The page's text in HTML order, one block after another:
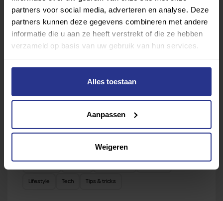
partners voor social media, adverteren en analyse. Deze
partners kunnen deze gegevens combineren met andere
informatie die u aan ze heeft verstrekt of die ze hebben
verzameld op basis van uw gebruik van hun services.
Alles toestaan
Aanpassen
Weigeren
vind je gemakkelijk jouw favoriete sport of activiteit.
Met meer dan 4250 sportclubs is er altijd een sport
Sport zoeken
Lifestyle Tech Tips & tricks